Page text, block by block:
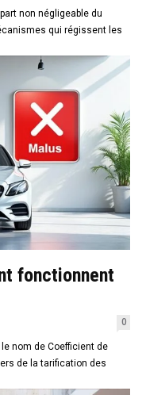
non négligeable du
qui régissent les
fonctionnent
0
nom de Coefficient de
de la tarification des